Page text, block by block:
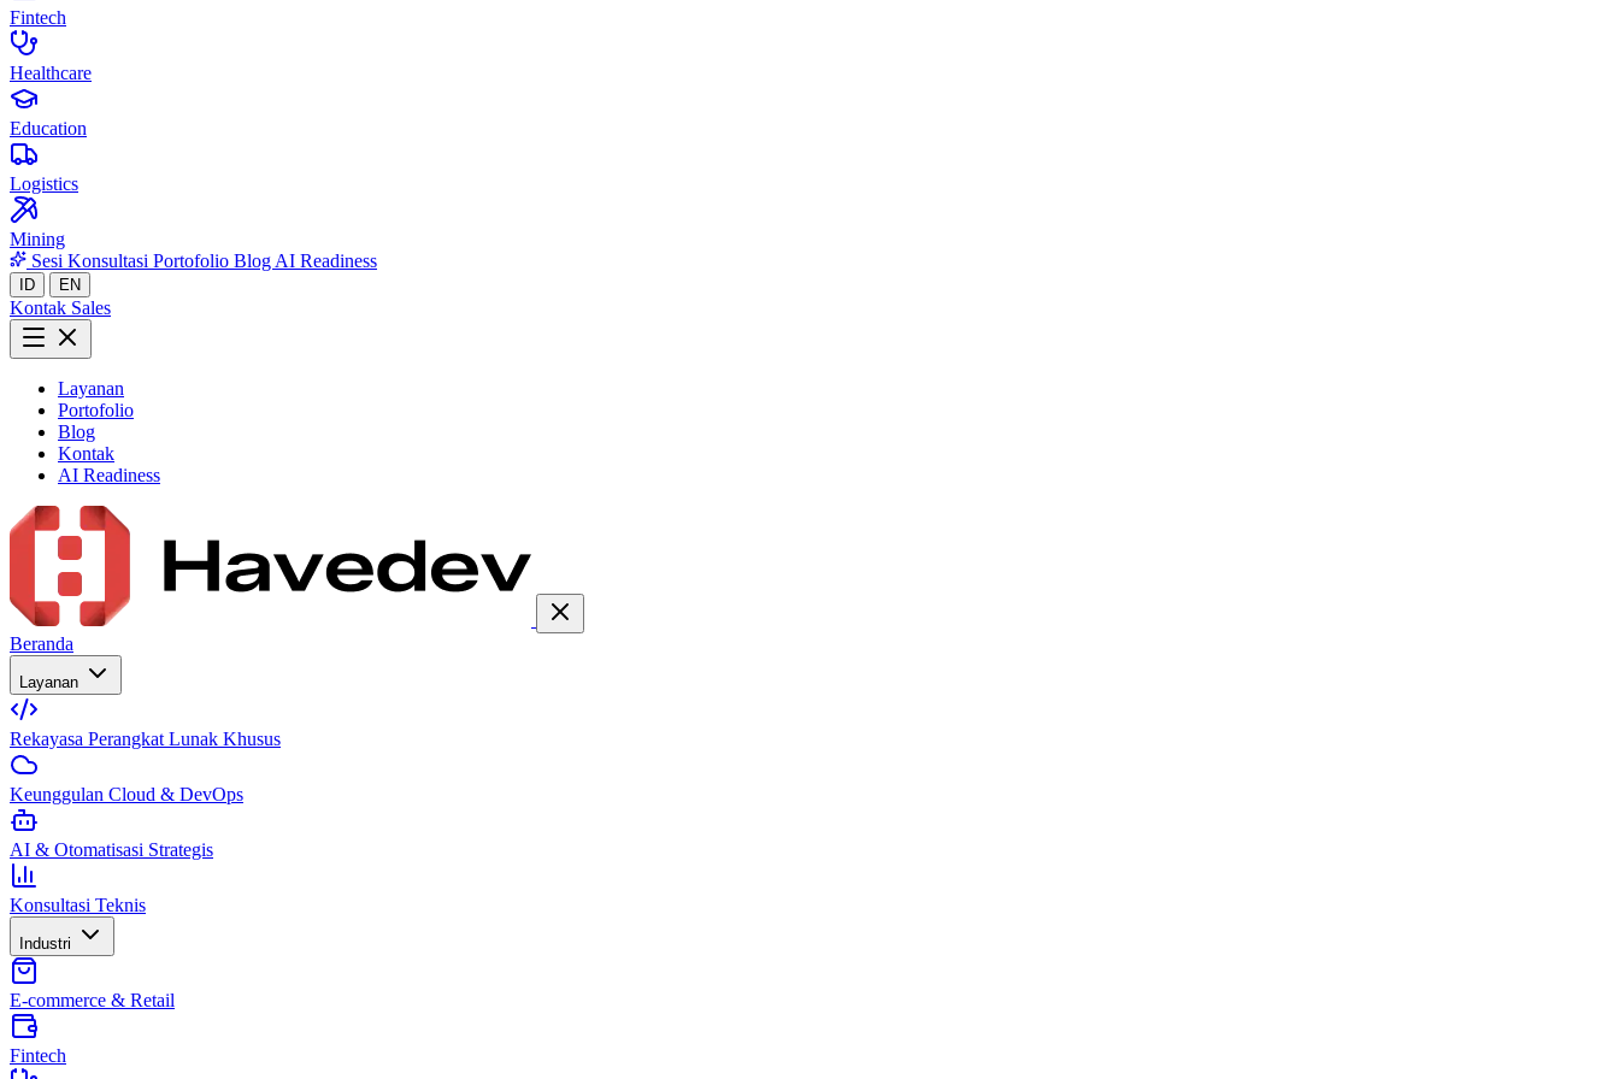
Fintech
Healthcare
Education
Logistics
Mining
Sesi Konsultasi Portofolio Blog AI Readiness
ID EN
Kontak Sales
Layanan
Portofolio
Blog
Kontak
AI Readiness
Beranda
Layanan
Rekayasa Perangkat Lunak Khusus
Keunggulan Cloud & DevOps
AI & Otomatisasi Strategis
Konsultasi Teknis
Industri
E-commerce & Retail
Fintech